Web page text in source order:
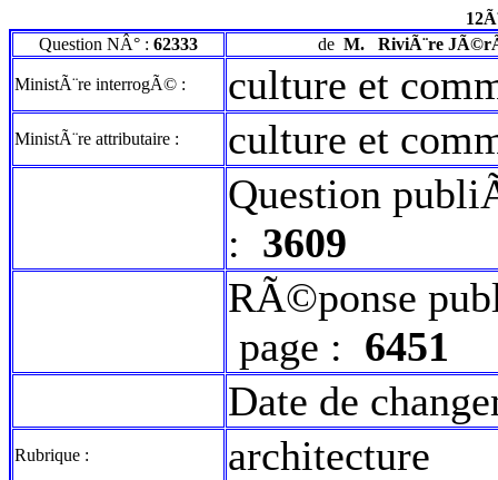
Question NÂ° : 62333 de M. RiviÃ¨re
MinistÃ¨re interrogÃ© : culture et
MinistÃ¨re attributaire :
culture et
Question
: 3609
RÃ©ponse
page : 6451
Date de
Rubrique : architecture